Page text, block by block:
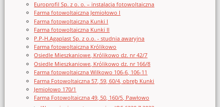
Europrofil Sp. z o. o. – instalacja fotowoltaiczna
Farma fotowoltaiczna Jemiołowo I
Farma fotowoltaiczna Kunki I
Farma fotowoltaiczna Kunki II
P.P-H.Agaplast Sp. z o.o. - studnia awaryjna
Farma fotowoltaiczna Królikowo
Osiedle Mieszkaniowe, Królikowo dz. nr 42/7
Osiedle Mieszkaniowe, Królikowo dz. nr 166/8
Farma fotowoltaiczna Wilkowo 106-6, 106-11
Farma Fotowoltaiczna 57, 59, 60/4, obręb Kunki
Jemiołowo 170/1
Farma Fotowoltaiczna 49, 50, 160/5, Pawłowo